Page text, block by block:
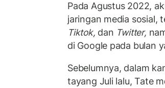
Pada Agustus 2022,
jaringan media sosial,
Tiktok, dan Twitter,
di Google pada bulan
Sebelumnya, dalam
tayang Juli lalu, Tate